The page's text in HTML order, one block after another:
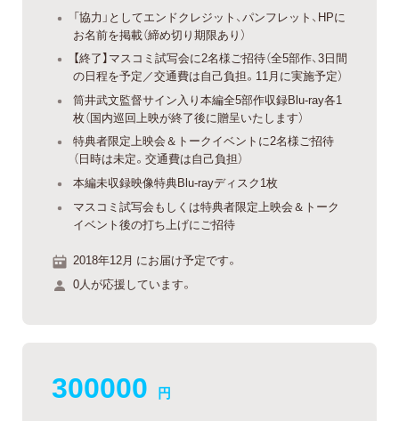
「協力」としてエンドクレジット、パンフレット、HPに
お名前を掲載（締め切り期限あり）
【終了】マスコミ試写会に2名様ご招待（全5部作、3日間
の日程を予定／交通費は自己負担。11月に実施予定）
筒井武文監督サイン入り本編全5部作収録Blu-ray各1
枚（国内巡回上映が終了後に贈呈いたします）
特典者限定上映会＆トークイベントに2名様ご招待
（日時は未定。交通費は自己負担）
本編未収録映像特典Blu-rayディスク1枚
マスコミ試写会もしくは特典者限定上映会＆トーク
イベント後の打ち上げにご招待
2018年12月 にお届け予定です。
0人が応援しています。
300000 円